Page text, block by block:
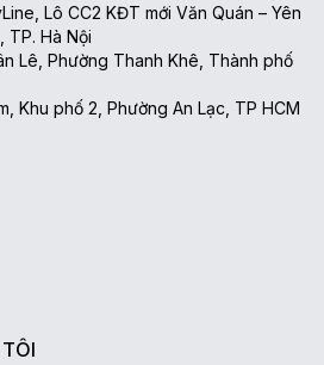
Lô CC2 KĐT mới Văn Quán – Yên
TP. Hà Nội
Lê, Phường Thanh Khê, Thành phố
Khu phố 2, Phường An Lạc, TP HCM